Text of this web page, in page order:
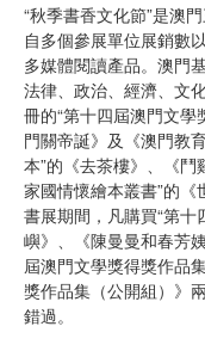
“秋季書香文化節”是澳
自多個參展單位展銷數
多媒體閱讀產品。澳門
法律、政治、經濟、文
冊的“第十四屆澳門文學
門關帝誕》及《澳門教
本”的《去茶樓》、《
家國情懷繪本叢書”的《
書展期間，凡購買“第
嶼》、《陳曼曼和春芳
屆澳門文學獎得獎作品
獎作品集（公開組）》
錯過。